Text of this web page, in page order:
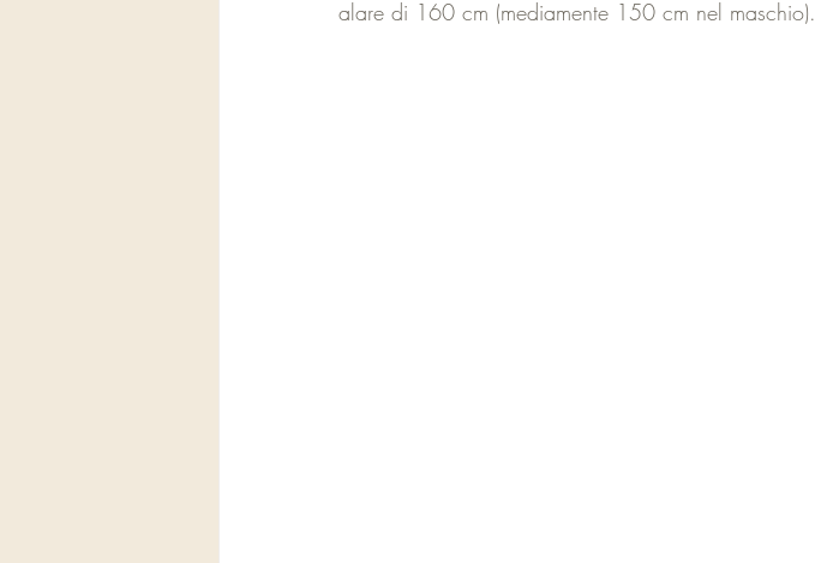
alare di 160 cm (mediamente 150 cm nel maschio).